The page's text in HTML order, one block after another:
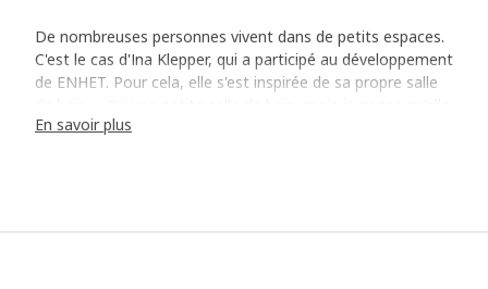
De nombreuses personnes vivent dans de petits espaces.
C'est le cas d'Ina Klepper, qui a participé au développement
de ENHET. Pour cela, elle s'est inspirée de sa propre salle
paraît moins encombrée et plus spacieuse avec quelques
En savoir plus